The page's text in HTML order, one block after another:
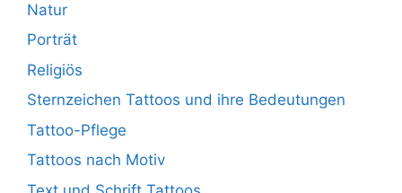
Natur
Porträt
Religiös
Sternzeichen Tattoos und ihre Bedeutungen
Tattoo-Pflege
Tattoos nach Motiv